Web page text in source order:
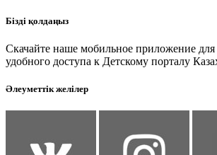
Бізді қолдаңыз
Скачайте наше мобильное приложение для
удобного доступа к Детскому порталу
Әлеуметтік желілер